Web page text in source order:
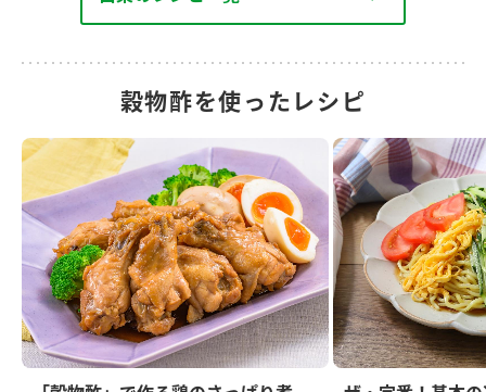
穀物酢を使ったレシピ